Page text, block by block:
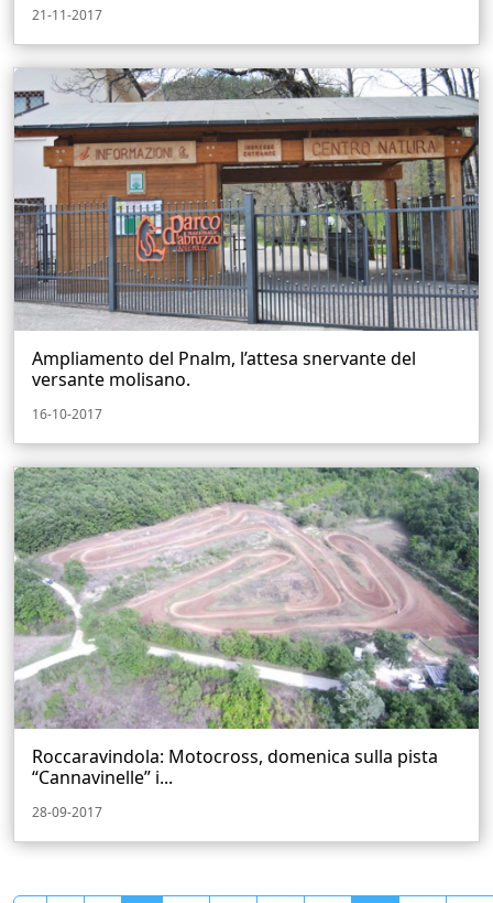
21-11-2017
Ampliamento del Pnalm, l’attesa snervante del
versante molisano.
16-10-2017
Roccaravindola: Motocross, domenica sulla pista
“Cannavinelle” i...
28-09-2017